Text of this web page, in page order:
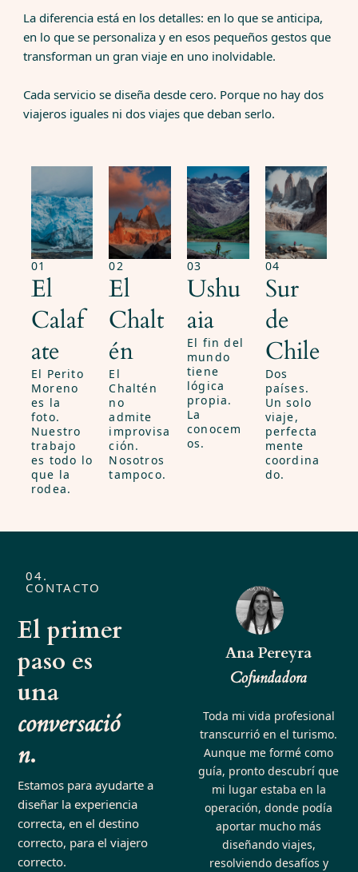
La diferencia está en los detalles: en lo que se anticipa,
en lo que se personaliza y en esos pequeños gestos que
transforman un gran viaje en uno inolvidable.
Cada servicio se diseña desde cero. Porque no hay dos
viajeros iguales ni dos viajes que deban serlo.
01
El
Calaf
ate
El Perito
Moreno
es la
foto.
Nuestro
trabajo
es todo lo
que la
rodea.
02
El
Chalt
én
El
Chaltén
no
admite
improvisa
ción.
Nosotros
tampoco.
03
Ushu
aia
El fin del
mundo
tiene
lógica
propia.
La
conocem
os.
04
Sur
de
Chile
Dos
países.
Un solo
viaje,
perfecta
mente
coordina
do.
04.
CONTACTO
El primer
paso es
una
conversació
n.
Estamos para ayudarte a
diseñar la experiencia
correcta, en el destino
correcto, para el viajero
correcto.
Ana Pereyra
Cofundadora
Toda mi vida profesional
transcurrió en el turismo.
Aunque me formé como
guía, pronto descubrí que
mi lugar estaba en la
operación, donde podía
aportar mucho más
diseñando viajes,
resolviendo desafíos y